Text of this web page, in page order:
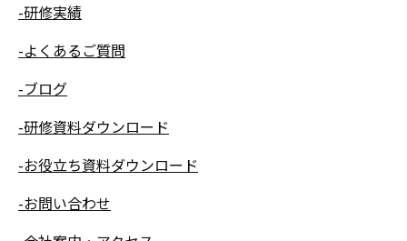
-研修実績
-よくあるご質問
-ブログ
-研修資料ダウンロード
-お役立ち資料ダウンロード
-お問い合わせ